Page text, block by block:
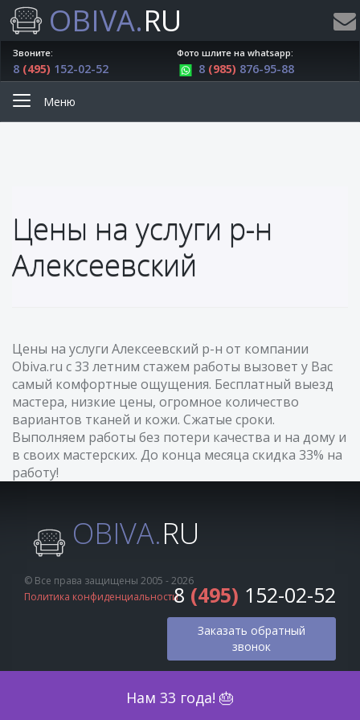
OBIVA.RU
Нам 33 года! 🎂
Звоните:
8 (495) 152-02-52
Фото шлите на whatsapp:
8 (985) 876-95-88
Меню
Цены на услуги р-н
Алексеевский
Цены на услуги Алексеевский р-н от компании
Obiva.ru с 33 летним стажем работы вызовет у Вас
самый комфортные ощущения. Бесплатный выезд
мастера, низкие цены, огромное количество
вариантов тканей и кожи. Сжатые сроки.
Выполняем работы без потери качества и на дому и
в своих мастерских. До конца месяца скидка 33% на
работу!
OBIVA.RU
© Все права защищены 2005 - 2026
Политика конфиденциальности8 (495) 152-02-52
Заказать обратный
звонок